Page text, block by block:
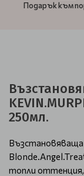
Подарък към
250мл.
Възстановяващa
топли оттенция,